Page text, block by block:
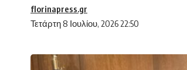
Τετάρτη 8 Ιουλίου, 2026 22:50
florinapress.gr